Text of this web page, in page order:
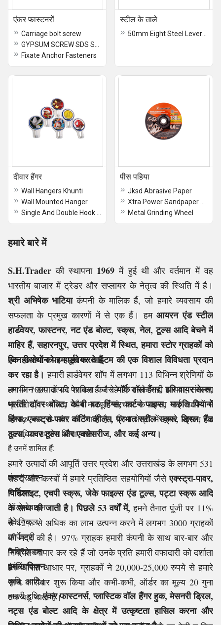
एंकर फास्टनरों
Carriage bolt screw
Fixate Anchor Fasteners
स्टील के ताले
दीवार हैंगर
Wall Hangers Khunti
Wall Mounted Hanger
पीस पहिया
Jksd Abrasive Paper
Metal Grinding Wheel
हमारे बारे में
S.H.Trader की स्थापना 1969 में हुई थी और वर्तमान में वह
भारतीय बाजार में ट्रेडर और सप्लायर के नेतृत्व की स्थिति में है।
श्री अभिषेक भाटियाकंपनी के मालिक हैं, जो हमारे व्यवसाय की
सफलता के प्रमुख कारणों में से एक हैं। हम आयरन एंड स्टील
हार्डवेयर, फास्टनर, नट एंड बोल्ट, स्क्रू, नेल, टूल्स आदि बेचने में
माहिर हैं,सहारनपुर, उत्तर प्रदेश में स्थित, हमारा स्टोर ग्राहकों को
एक ही स्थान पर हार्डवेयर आइटम की एक विशाल विविधता प्रदान
कर रहा है। हमारी हार्डवेयर शॉप में लगभग 113 विभिन्न श्रेणियों के
लगभग 7000 उत्पाद शामिल हैं जैसेयॉर्क वॉल हैंगर, हरि वायर नेल्स,
भारती टॉवर बोल्ट, के-बी बट हिंग्स, कर्टन पाइप्स, मारुति पियानो
हिंग्स, एक्स्ट्रा-पावर कटिंग व्हील्स, प्रभात स्टील स्क्रू, ड्रिल, हैंड
टूल्स, पावर टूल्स और एक्सेसरीज, और कई अन्य।
हमारे उत्पादों की आपूर्ति उत्तर प्रदेश और उत्तराखंड के लगभग 531
शहरों और कस्बों में हमारे प्रतिष्ठित सहयोगियों जैसेएक्स्ट्रा-पावर,
पिडिलाइट, एचपी स्क्रू, जेके फाइल्स एंड टूल्स, पट्टा स्क्रू आदि
के साथ की जाती है। पिछले 53 वर्षों में, हमने तैनात पूंजी पर 11%
से 42% से अधिक का लाभ उत्पन्न करने में लगभग 3000 ग्राहकों
की मदद की है। 97% ग्राहक हमारी कंपनी के साथ बार-बार और
नियमित व्यापार कर रहे हैं जो उनके प्रति हमारी वफादारी को दर्शाता
है। औसत आधार पर, ग्राहकों ने 20,000-25,000 रुपये से हमारे
साथ कारोबार शुरू किया और कभी-कभी, ऑर्डर का मूल्य 20 गुना
तक बढ़ जाता है।
जिन उद्योगों को हम पूरा करते हैं
हम जिन उत्पादों की पेशकश कर रहे हैं, उनके सही आयाम, संक्षारण
प्रतिरोध, स्थायित्व और मजबूत संरचना के कारण कई उद्योगों में
व्यापक रूप से मांग की जाती है। जिन क्षेत्रों में हमारे सामान का
अत्यधिक उपयोग किया जाता
है उनमें शामिल हैं:
कंस्ट्रक्शन
फर्निचर
ऑटोमोबाइल
मैकेनिकल
कार्पेन्ट्री
फैब्रिकेशन
प्लंबिंग
कृषि, आदि।
हमारा विज़न
हमारी दृष्टिएंकर फास्टनर्स, प्लास्टिक वॉल हैंगर हुक, मेसनरी ड्रिल,
नट्स एंड बोल्ट आदि के क्षेत्र में उत्कृष्टता हासिल करना और